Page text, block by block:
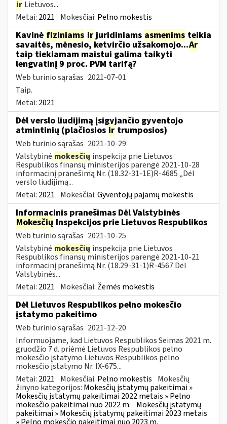
ir Lietuvos...
Metai: 2021 Mokesčiai: Pelno mokestis
Kavinė fiziniams irjuridiniams asmenims teikia
savaitės, mėnesio, ketvirčio užsakomojo...Ar
taip tiekiamam maistui galima taikyti
lengvatinį 9 proc. PVM tarifą?
Web turinio sąrašas 2021-07-01
Taip.
Metai: 2021
Dėl verslo liudijimą įsigyjančio gyventojo
atmintinių (plačiosios ir trumposios)
Web turinio sąrašas 2021-10-29
Valstybinė mokesčių inspekcija prie Lietuvos
Respublikos finansų ministerijos parengė 2021-10-28
informacinį pranešimą Nr. (18.32-31-1E)R-4685 „Dėl
verslo liudijimą...
Metai: 2021 Mokesčiai:Gyventojų pajamų mokestis
Informacinis pranešimas Dėl Valstybinės
Mokesčių Inspekcijos prie Lietuvos Respublikos
Web turinio sąrašas 2021-10-25
Valstybinė mokesčių inspekcija prie Lietuvos
Respublikos finansų ministerijos parengė 2021-10-21
informacinį pranešimą Nr. (18.29-31-1)R-4567 Dėl
Valstybinės...
Metai: 2021 Mokesčiai: Žemės mokestis
Dėl Lietuvos Respublikos pelno mokesčio
įstatymo pakeitimo
Web turinio sąrašas 2021-12-20
Informuojame, kad Lietuvos Respublikos Seimas 2021 m.
gruodžio 7 d. priėmė Lietuvos Respublikos pelno
mokesčio įstatymo Lietuvos Respublikos pelno
mokesčio įstatymo Nr. IX-675...
Metai: 2021 Mokesčiai: Pelno mokestis Mokesčių
žinyno kategorijos: Mokesčių įstatymų pakeitimai »
Mokesčių įstatymų pakeitimai 2022 metais » Pelno
mokesčio pakeitimai nuo 2022 m. Mokesčių įstatymų
pakeitimai » Mokesčių įstatymų pakeitimai 2023 metais
» Pelno mokesčio pakeitimai nuo 2023 m.